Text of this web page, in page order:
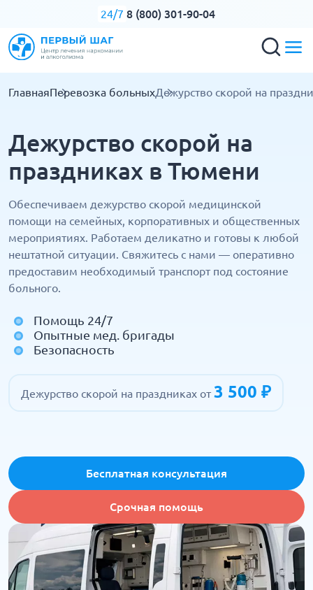
24/7 8 (800) 301-90-04
ГлавнаяПеревозка больныхДежурство скорой на
Дежурство скорой на
праздниках в Тюмени
Обеспечиваем дежурство скорой медицинской
помощи на семейных, корпоративных и общественных
мероприятиях. Работаем деликатно и готовы к любой
нештатной ситуации. Свяжитесь с нами — оперативно
предоставим необходимый транспорт под состояние
больного.
Помощь 24/7
Опытные мед. бригады
Безопасность
Дежурство скорой на праздниках от3 500 ₽
Бесплатная консультация
Срочная помощь